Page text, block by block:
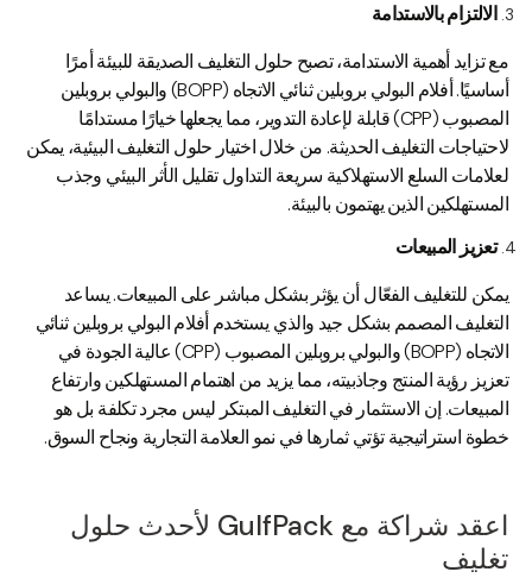
الالتزام بالاستدامة
مع تزايد أهمية الاستدامة، تصبح حلول التغليف الصديقة للبيئة أمرًا
أساسيًا. أفلام البولي بروبلين ثنائي الاتجاه (BOPP) والبولي بروبلين
المصبوب (CPP) قابلة لإعادة التدوير، مما يجعلها خيارًا مستدامًا
لاحتياجات التغليف الحديثة. من خلال اختيار حلول التغليف البيئية، يمكن
لعلامات السلع الاستهلاكية سريعة التداول تقليل الأثر البيئي وجذب
المستهلكين الذين يهتمون بالبيئة.
تعزيز المبيعات
يمكن للتغليف الفعّال أن يؤثر بشكل مباشر على المبيعات. يساعد
التغليف المصمم بشكل جيد والذي يستخدم أفلام البولي بروبلين ثنائي
الاتجاه (BOPP) والبولي بروبلين المصبوب (CPP) عالية الجودة في
تعزيز رؤية المنتج وجاذبيته، مما يزيد من اهتمام المستهلكين وارتفاع
المبيعات. إن الاستثمار في التغليف المبتكر ليس مجرد تكلفة بل هو
خطوة استراتيجية تؤتي ثمارها في نمو العلامة التجارية ونجاح السوق.
اعقد شراكة مع GulfPack لأحدث حلول
تغليف